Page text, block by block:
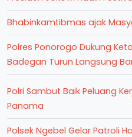
Bhabinkamtibmas ajak
Polres Ponorogo Dukung
Badegan Turun Langsung
Polri Sambut Baik Peluang
Panama
Polsek Ngebel Gelar Patroli